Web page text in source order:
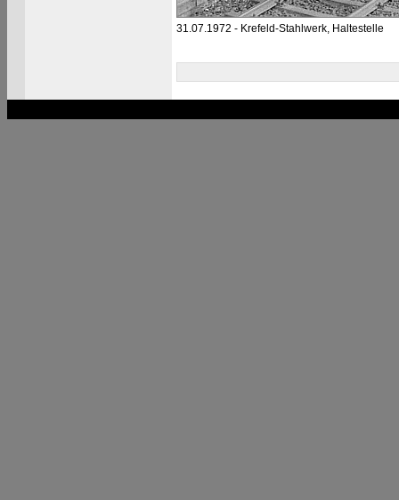
31.07.1972 - Krefeld-Stahlwerk, Haltestelle